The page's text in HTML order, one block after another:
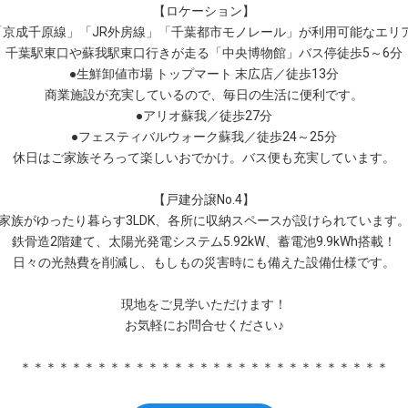
【ロケーション】
成千原線」「JR外房線」「千葉都市モノレール」が利用可能なエリ
千葉駅東口や蘇我駅東口行きが走る「中央博物館」バス停徒歩5～6分
●生鮮卸値市場 トップマート 末広店／徒歩13分
商業施設が充実しているので、毎日の生活に便利です。
●アリオ蘇我／徒歩27分
●フェスティバルウォーク蘇我／徒歩24～25分
休日はご家族そろって楽しいおでかけ。バス便も充実しています。
【戸建分譲No.4】
族がゆったり暮らす3LDK、各所に収納スペースが設けられています
鉄骨造2階建て、太陽光発電システム5.92kW、蓄電池9.9kWh搭載！
日々の光熱費を削減し、もしもの災害時にも備えた設備仕様です。
現地をご見学いただけます！
お気軽にお問合せください♪
＊＊＊＊＊＊＊＊＊＊＊＊＊＊＊＊＊＊＊＊＊＊＊＊＊＊＊＊＊